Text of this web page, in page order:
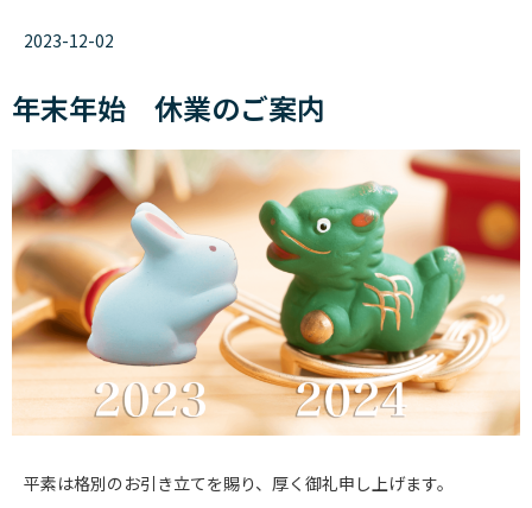
2023-12-02
年末年始 休業のご案内
平素は格別のお引き立てを賜り、厚く御礼申し上げます。